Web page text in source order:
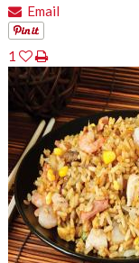
Email
1